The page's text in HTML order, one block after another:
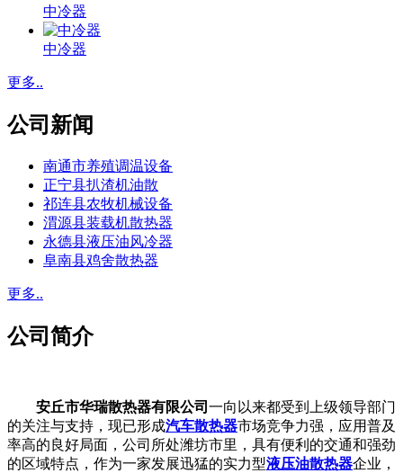
中冷器
中冷器
更多..
公司新闻
南通市养殖调温设备
正宁县扒渣机油散
祁连县农牧机械设备
渭源县装载机散热器
永德县液压油风冷器
阜南县鸡舍散热器
更多..
公司简介
安丘市华瑞散热器有限公司 一向以来都受到上级领导部门
的关注与支持，现已形成汽车散热器市场竞争力强，应用普及
率高的良好局面，公司所处潍坊市里，具有便利的交通和强劲
的区域特点，作为一家发展迅猛的实力型液压油散热器企业，